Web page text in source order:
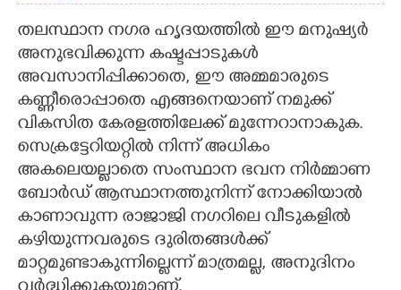
ZOOM
CONTACT US
തലസ്ഥാന നഗര ഹൃദയത്തിൽ ഈ മനുഷ്യർ
അനുഭവിക്കുന്ന കഷ്ടപ്പാടുകൾ
അവസാനിപ്പിക്കാതെ, ഈ അമ്മമാരുടെ
കണ്ണീരൊപ്പാതെ എങ്ങനെയാണ് നമുക്ക്
വികസിത കേരളത്തിലേക്ക് മുന്നേറാനാകുക.
സെക്രട്ടേറിയറ്റിൽ നിന്ന് അധികം
അകലെയല്ലാതെ സംസ്ഥാന ഭവന നിർമ്മാണ
ബോർഡ് ആസ്ഥാനത്തുനിന്ന് നോക്കിയാൽ
കാണാവുന്ന രാജാജി നഗറിലെ വീടുകളിൽ
കഴിയുന്നവരുടെ ദുരിതങ്ങൾക്ക്
മാറ്റമുണ്ടാകുന്നില്ലെന്ന് മാത്രമല്ല, അനുദിനം